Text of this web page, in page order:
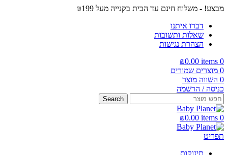
מבצע! - משלוח חינם עד הבית בקנייה מעל ₪199
דברו איתנו
שאלות ותשובות
הצהרת נגישות
0
items
₪0.00
0 מוצרים שמורים
0 השווה מוצר
כניסה / הרשמה
Search
0
items
₪0.00
תפריט
תינוקות